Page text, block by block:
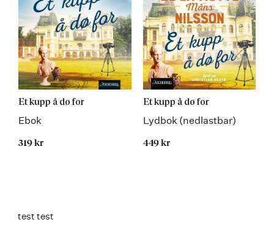
Et kupp å dø for
Ebok
319 kr
Et kupp å dø for
Lydbok (nedlastbar)
449 kr
test test